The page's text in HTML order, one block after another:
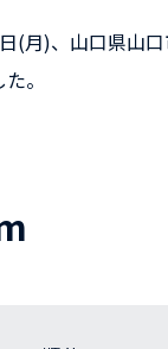
(月)、山口県山
。